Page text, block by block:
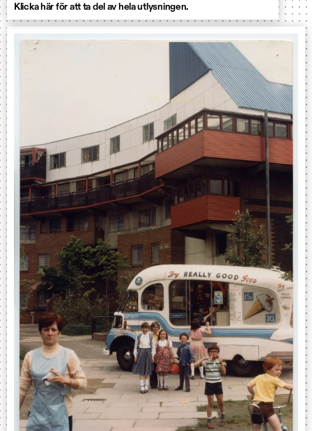
Klicka här för att ta del av hela utlysningen.